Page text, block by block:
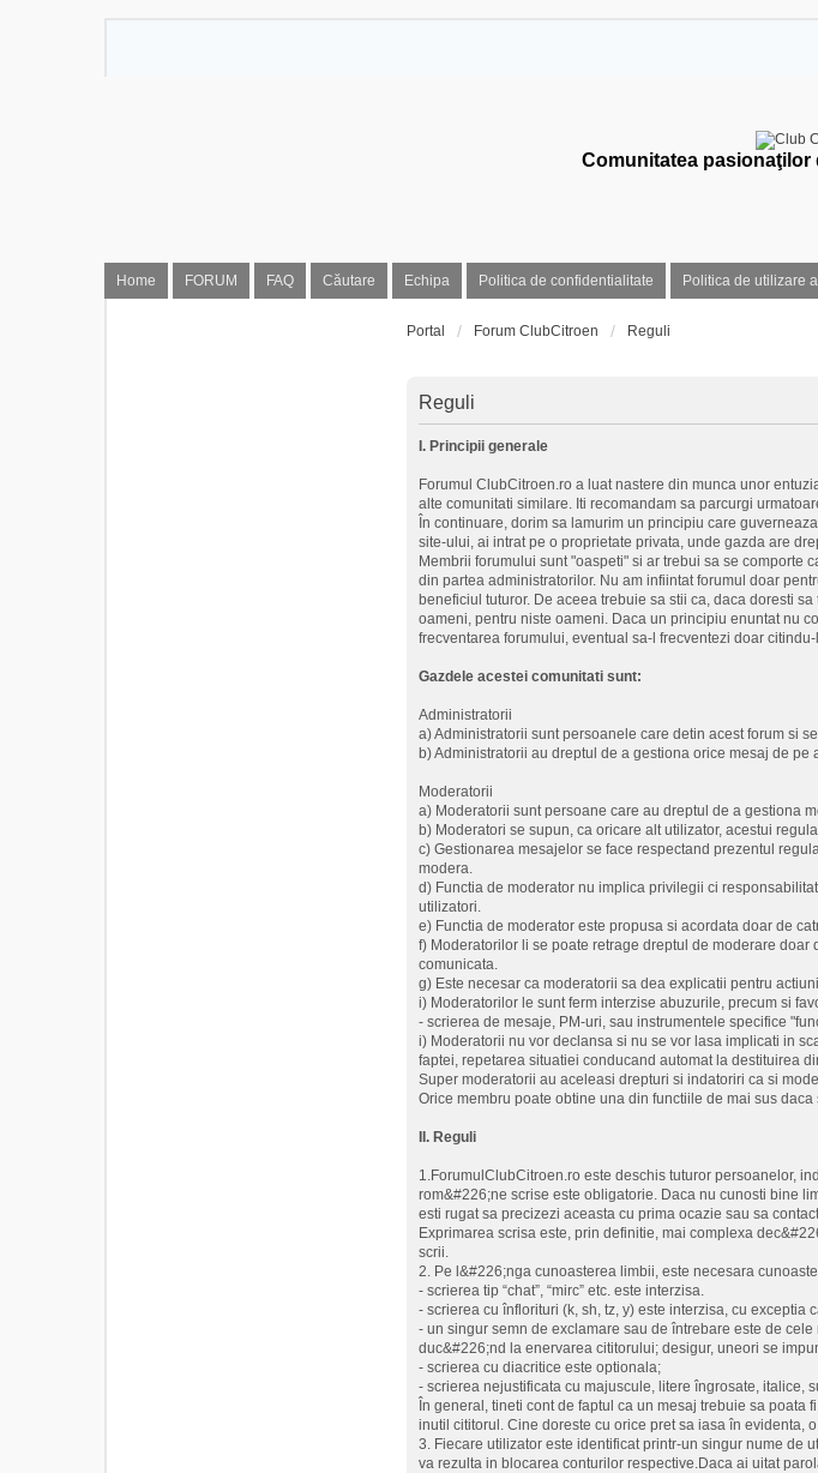
Home FORUM FAQ Căutare Echipa Politica de confidentialitate Politica de utilizare
Comunitatea pasionaţilor
Portal Forum ClubCitroen Reguli
Reguli
I. Principii generale
Forumul ClubCitroen.ro a luat nastere din munca unor
alte comunitati similare. Iti recomandam sa parcurgi
În continuare, dorim sa lamurim un principiu care
site-ului, ai intrat pe o proprietate privata, unde gazda are
Membrii forumului sunt "oaspeti" si ar trebui sa se comporte
din partea administratorilor. Nu am infiintat forumul doar
beneficiul tuturor. De aceea trebuie sa stii ca, daca doresti
oameni, pentru niste oameni. Daca un principiu enuntat nu
frecventarea forumului, eventual sa-l frecventezi doar
Gazdele acestei comunitati sunt:
Administratorii
a) Administratorii sunt persoanele care detin acest forum si
b) Administratorii au dreptul de a gestiona orice mesaj de
Moderatorii
a) Moderatorii sunt persoane care au dreptul de a gestiona
b) Moderatori se supun, ca oricare alt utilizator, acestui
c) Gestionarea mesajelor se face respectand prezentul
modera.
d) Functia de moderator nu implica privilegii ci
utilizatori.
e) Functia de moderator este propusa si acordata doar de
f) Moderatorilor li se poate retrage dreptul de moderare
comunicata.
g) Este necesar ca moderatorii sa dea explicatii pentru
i) Moderatorilor le sunt ferm interzise abuzurile, precum si
- scrierea de mesaje, PM-uri, sau instrumentele specifice
i) Moderatorii nu vor declansa si nu se vor lasa implicati in
faptei, repetarea situatiei conducand automat la destituirea
Super moderatorii au aceleasi drepturi si indatoriri ca si
Orice membru poate obtine una din functiile de mai sus
II. Reguli
1.ForumulClubCitroen.ro este deschis tuturor persoanelor,
rom&#226;ne scrise este obligatorie. Daca nu cunosti bine
esti rugat sa precizezi aceasta cu prima ocazie sau sa
Exprimarea scrisa este, prin definitie, mai complexa
scrii.
2. Pe l&#226;nga cunoasterea limbii, este necesara
- scrierea tip “chat”, “mirc” etc. este interzisa.
- scrierea cu înflorituri (k, sh, tz, y) este interzisa, cu exceptia
- un singur semn de exclamare sau de întrebare este de
duc&#226;nd la enervarea cititorului; desigur, uneori se
- scrierea cu diacritice este optionala;
- scrierea nejustificata cu majuscule, litere îngrosate, italice,
În general, tineti cont de faptul ca un mesaj trebuie sa
inutil cititorul. Cine doreste cu orice pret sa iasa în evidenta,
3. Fiecare utilizator este identificat printr-un singur nume de
va rezulta in blocarea conturilor respective.Daca ai uitat